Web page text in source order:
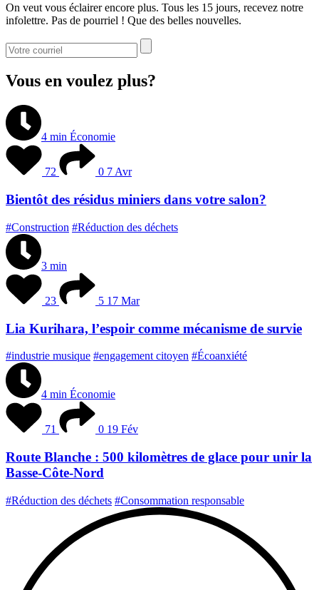
On veut vous éclairer encore plus. Tous les 15 jours, recevez notre
infolettre. Pas de pourriel ! Que des belles nouvelles.
Vous en voulez plus?
4 min Économie
72 0 7 Avr
Bientôt des résidus miniers dans votre salon?
#Construction #Réduction des déchets
3 min
23 5 17 Mar
Lia Kurihara, l’espoir comme mécanisme de survie
#industrie musique #engagement citoyen #Écoanxiété
4 min Économie
71 0 19 Fév
Route Blanche : 500 kilomètres de glace pour unir la
Basse-Côte-Nord
#Réduction des déchets #Consommation responsable